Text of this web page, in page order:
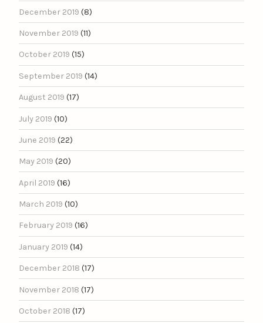
December 2019 (8)
November 2019 (11)
October 2019 (15)
September 2019 (14)
August 2019 (17)
July 2019 (10)
June 2019 (22)
May 2019 (20)
April 2019 (16)
March 2019 (10)
February 2019 (16)
January 2019 (14)
December 2018 (17)
November 2018 (17)
October 2018 (17)